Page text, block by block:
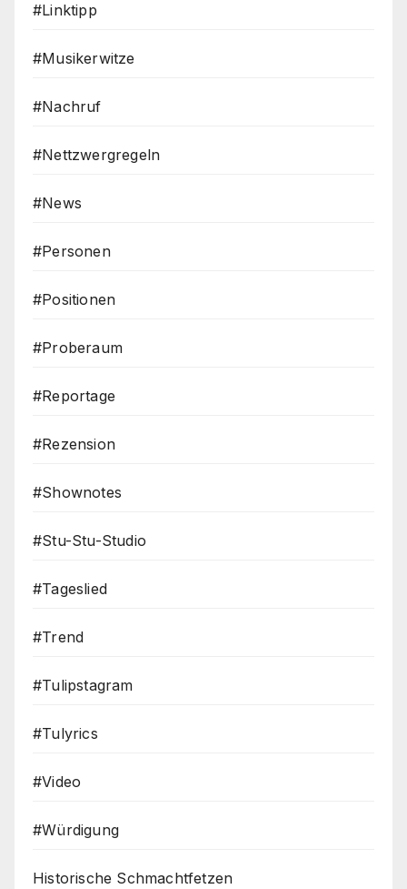
#Linktipp
#Musikerwitze
#Nachruf
#Nettzwergregeln
#News
#Personen
#Positionen
#Proberaum
#Reportage
#Rezension
#Shownotes
#Stu-Stu-Studio
#Tageslied
#Trend
#Tulipstagram
#Tulyrics
#Video
#Würdigung
Historische Schmachtfetzen